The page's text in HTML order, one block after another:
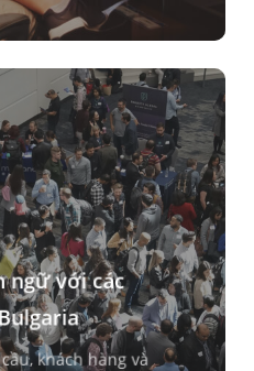
ngữ với các
khách hàng và